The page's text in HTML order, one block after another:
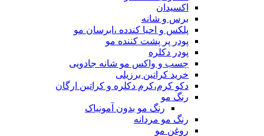
اکسیدان
برس و شانه
پلکس و احیا کندده ،ابرسان مو
پودر پر پشت کننده مو
پودر دکلره
چسب و واکس مو شانه جادویی
خرید کراتین برزیلی
دکو کرم،کرم دکلره و کراتین ارگان
رنگ مو
رنگ مو بدون آمونیاک
رنگ مو مردانه
روغن مو